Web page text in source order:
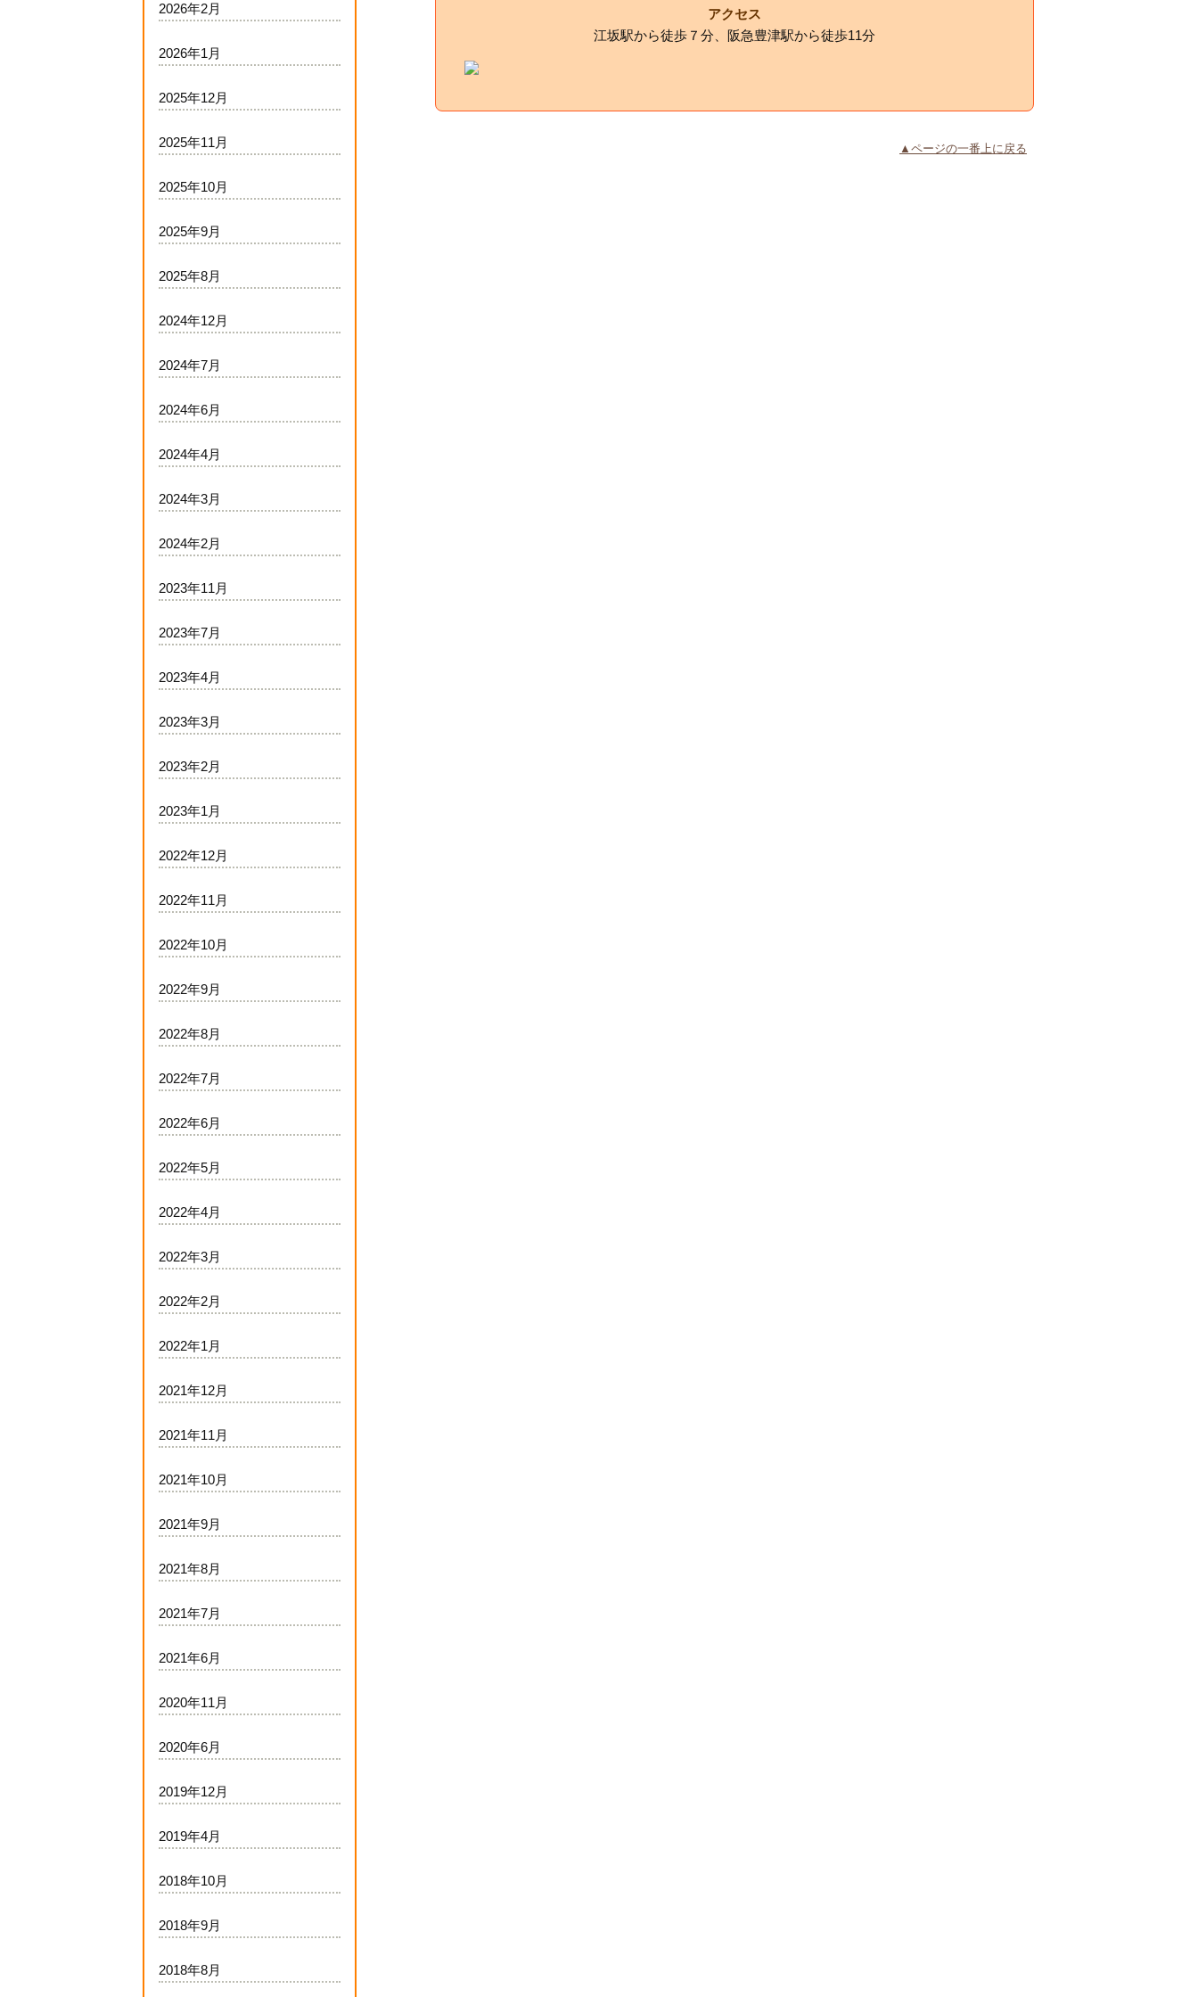
アクセス
江坂駅から徒歩７分、阪急豊津駅から徒歩11分
▲ページの一番上に戻る
2026年2月
2026年1月
2025年12月
2025年11月
2025年10月
2025年9月
2025年8月
2024年12月
2024年7月
2024年6月
2024年4月
2024年3月
2024年2月
2023年11月
2023年7月
2023年4月
2023年3月
2023年2月
2023年1月
2022年12月
2022年11月
2022年10月
2022年9月
2022年8月
2022年7月
2022年6月
2022年5月
2022年4月
2022年3月
2022年2月
2022年1月
2021年12月
2021年11月
2021年10月
2021年9月
2021年8月
2021年7月
2021年6月
2020年11月
2020年6月
2019年12月
2019年4月
2018年10月
2018年9月
2018年8月